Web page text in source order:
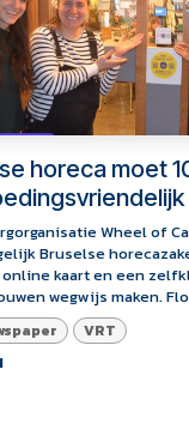
horeca moet
Wheel of
Bruselse
online kaart en een
wegwijs maken.
VRT